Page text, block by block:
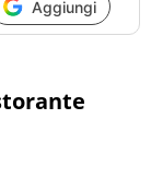
Aggiungi